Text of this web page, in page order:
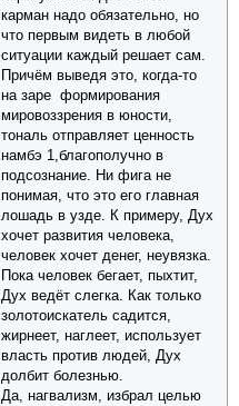
карман надо обязательно, но
что первым видеть в любой
ситуации каждый решает сам.
Причём выведя это, когда-то
на заре формирования
мировоззрения в юности,
тональ отправляет ценность
намбэ 1,благополучно в
подсознание. Ни фига не
понимая, что это его главная
лошадь в узде. К примеру, Дух
хочет развития человека,
человек хочет денег, неувязка.
Пока человек бегает, пыхтит,
Дух ведёт слегка. Как только
золотоискатель садится,
жирнеет, наглеет, использует
власть против людей, Дух
долбит болезнью.
Да, нагвализм, избрал целью